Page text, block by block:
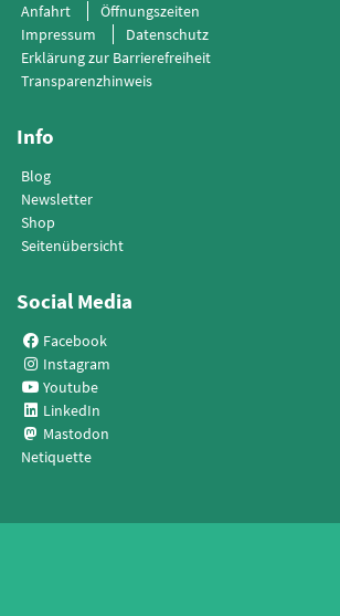
Anfahrt
Öffnungszeiten
Impressum
Datenschutz
Erklärung zur Barrierefreiheit
Transparenzhinweis
Info
Blog
Newsletter
Shop
Seitenübersicht
Social Media
Facebook
Instagram
Youtube
LinkedIn
Mastodon
Netiquette